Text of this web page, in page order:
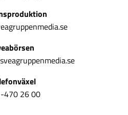
470 26 00